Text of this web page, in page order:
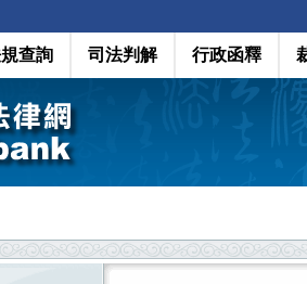
查詢 司法判解 行政函釋